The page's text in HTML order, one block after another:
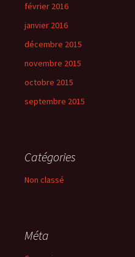
février 2016
janvier 2016
décembre 2015
novembre 2015
octobre 2015
septembre 2015
Catégories
Non classé
Méta